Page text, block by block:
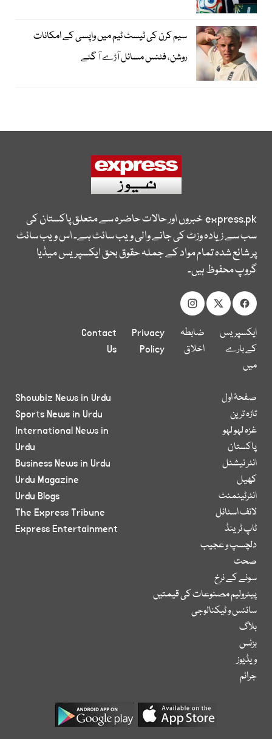
سیم کرن کی ٹیسٹ ٹیم میں واپسی کے امکانات
روشن، فٹنس مسائل آڑے آ گئے
express.pkخبروں اور حالات حاضرہ سے متعلق پاکستان کی
سب سے زیادہ وزٹ کی جانے والی ویب سائٹ ہے۔ اس ویب سائٹ
پر شائع شدہ تمام مواد کے جملہ حقوق بحق ایکسپریس میڈیا
گروپ محفوظ ہیں۔
ایکسپریس
کے بارے
میں
ضابطہ
اخلاق
Privacy
Policy
Contact
Us
صفحۂ اول
تازہ ترین
غزہ لہو لہو
پاکستان
انٹر نیشنل
کھیل
انٹرٹینمنٹ
لائف اسٹائل
ٹاپ ٹرینڈ
دلچسپ و عجیب
صحت
سونے کے نرخ
پیٹرولیم مصنوعات کی قیمتیں
سائنس و ٹیکنالوجی
بلاگ
بزنس
ویڈیوز
جرائم
Showbiz News in Urdu
Sports News in Urdu
International News in
Urdu
Business News in Urdu
Urdu Magazine
Urdu Blogs
The Express Tribune
Express Entertainment